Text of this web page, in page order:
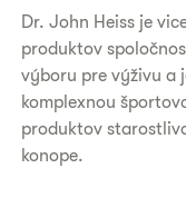
Dr. John Heiss je
produktov
výboru pre výživu a
komplexnou
produktov
konope.